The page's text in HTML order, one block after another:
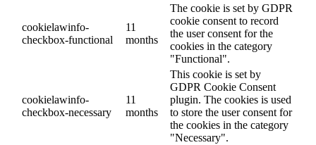
cookielawinfo-
checkbox-functional
11
months
The cookie is set by GDPR
cookie consent to record
the user consent for the
cookies in the category
"Functional".
cookielawinfo-
checkbox-necessary
11
months
This cookie is set by
GDPR Cookie Consent
plugin. The cookies is used
to store the user consent for
the cookies in the category
"Necessary".